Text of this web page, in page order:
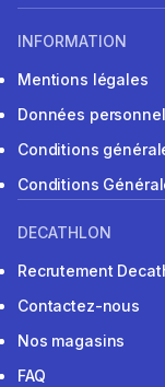
INFORMATION
Mentions légales
Données
Conditions
Conditions
DECATHLON
Recrutement
Contactez-nous
Nos magasins
FAQ